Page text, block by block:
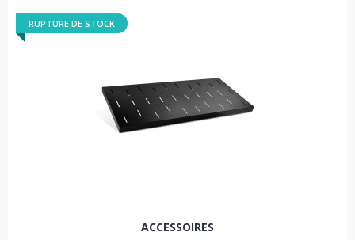
RUPTURE DE STOCK
ACCESSOIRES